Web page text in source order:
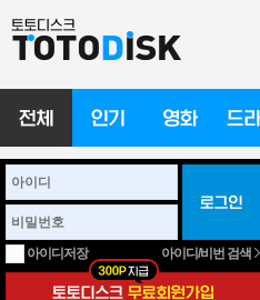
아이디저장 아이디/비번 검색